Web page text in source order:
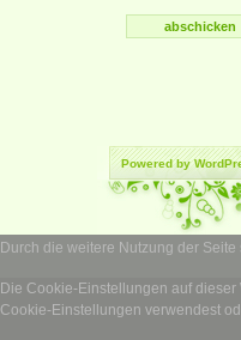
Powered by
Durch die weitere Nutzung der
Die Cookie-Einstellungen auf
Cookie-Einstellungen verwendest